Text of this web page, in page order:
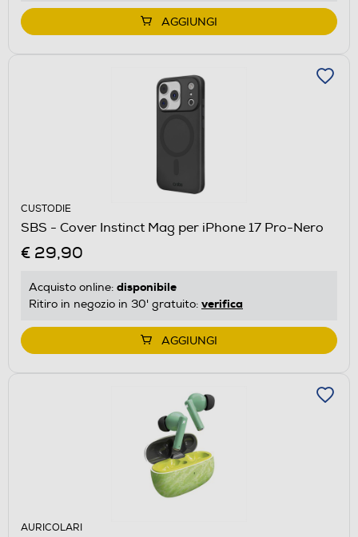
AGGIUNGI
CUSTODIE
SBS - Cover Instinct Mag per iPhone 17 Pro-Nero
€ 29,90
Acquisto online: disponibile
Ritiro in negozio in 30' gratuito: verifica
AGGIUNGI
AURICOLARI